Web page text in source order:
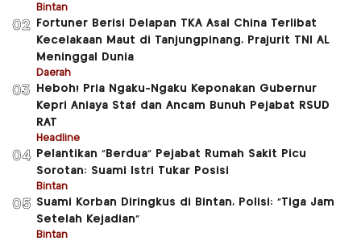
Bintan
02
Fortuner Berisi Delapan TKA Asal China Terlibat
Kecelakaan Maut di Tanjungpinang, Prajurit TNI AL
Meninggal Dunia
Daerah
03
Heboh! Pria Ngaku-Ngaku Keponakan Gubernur
Kepri Aniaya Staf dan Ancam Bunuh Pejabat RSUD
RAT
Headline
04
Pelantikan “Berdua” Pejabat Rumah Sakit Picu
Sorotan: Suami Istri Tukar Posisi
Bintan
05 Suami Korban Diringkus di Bintan, Polisi: “Tiga Jam
Setelah Kejadian”
Bintan